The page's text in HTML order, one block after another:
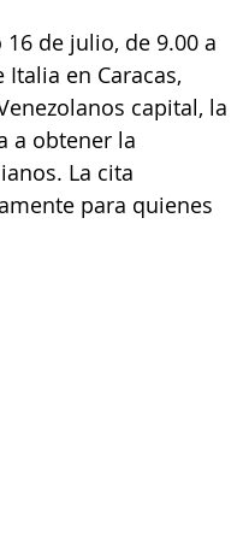
SPAGNA
de julio, de 9.00 a
en Caracas,
capital, la
a obtener la
La cita
para quienes